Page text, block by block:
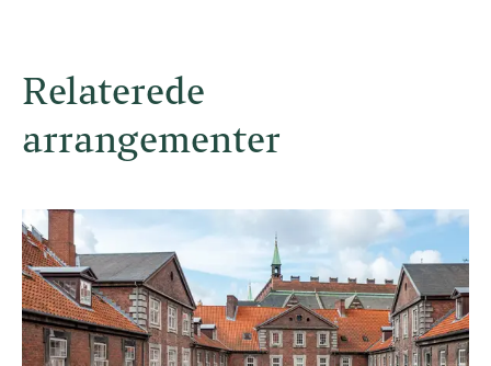
Relaterede
arrangementer